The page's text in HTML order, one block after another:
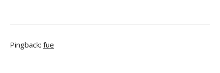
Pingback: fue